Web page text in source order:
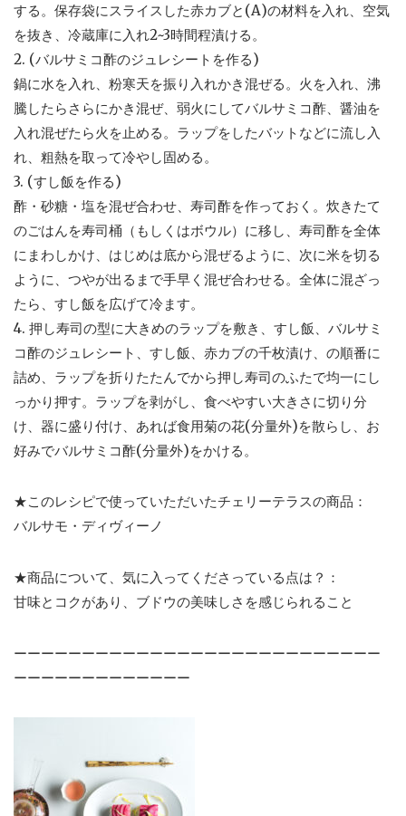
する。保存袋にスライスした赤カブと(A)の材料を入れ、空気
を抜き、冷蔵庫に入れ2~3時間程漬ける。
2. (バルサミコ酢のジュレシートを作る)
鍋に水を入れ、粉寒天を振り入れかき混ぜる。火を入れ、沸
騰したらさらにかき混ぜ、弱火にしてバルサミコ酢、醤油を
入れ混ぜたら火を止める。ラップをしたバットなどに流し入
れ、粗熱を取って冷やし固める。
3. (すし飯を作る)
酢・砂糖・塩を混ぜ合わせ、寿司酢を作っておく。炊きたて
のごはんを寿司桶（もしくはボウル）に移し、寿司酢を全体
にまわしかけ、はじめは底から混ぜるように、次に米を切る
ように、つやが出るまで手早く混ぜ合わせる。全体に混ざっ
たら、すし飯を広げて冷ます。
4. 押し寿司の型に大きめのラップを敷き、すし飯、バルサミ
コ酢のジュレシート、すし飯、赤カブの千枚漬け、の順番に
詰め、ラップを折りたたんでから押し寿司のふたで均一にし
っかり押す。ラップを剥がし、食べやすい大きさに切り分
け、器に盛り付け、あれば食用菊の花(分量外)を散らし、お
好みでバルサミコ酢(分量外)をかける。
★このレシピで使っていただいたチェリーテラスの商品：
バルサモ・ディヴィーノ
★商品について、気に入ってくださっている点は？：
甘味とコクがあり、ブドウの美味しさを感じられること
ーーーーーーーーーーーーーーーーーーーーーーーーーーー
ーーーーーーーーーーーーー